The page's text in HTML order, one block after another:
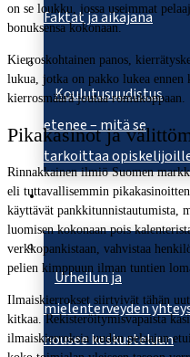
Faktat ja aikajana
Koulutusuudistus
etenee – mitä se
tarkoittaa
Urheilu
Urheilun ja
mielenterveyden
nousee keskusteluun
on se loukku, jossa useimmat
bonuksensa kokonaan.
Kierroskohtainen panos,
lukua, jotka on pakko lukea
kierrosmäärä joutaa romukoppaan.
Pikakasinot ja
Rinnakkainen ilmiö Suomen
eli tuttavallisemmin
käyttävät pankkitunnistautumista,
luomisen kokonaan pois
verkkopankistaan, vahvistaa
pelien kimppuun ilman tuntien
Ilmaiskierrokset siirtyivät tähän
kitkaa. Rekisteröitymisvapaista
ilmaiskierroksia uuden pelaajan